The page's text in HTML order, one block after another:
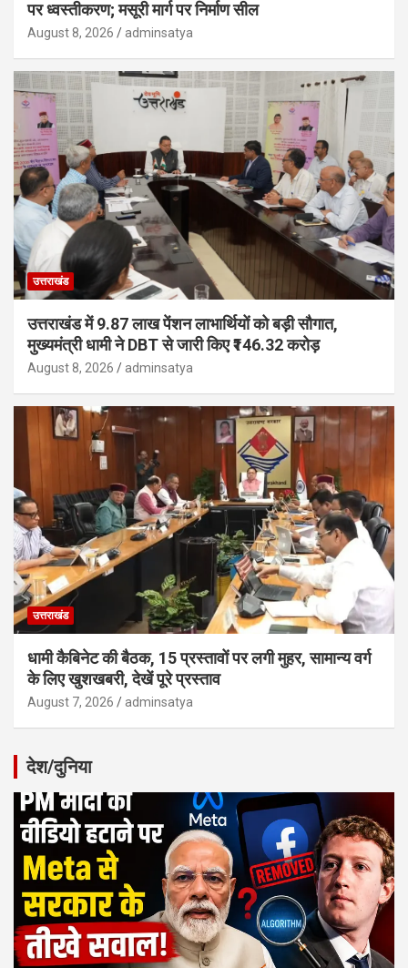
पर ध्वस्तीकरण; मसूरी मार्ग पर निर्माण सील
August 8, 2026 adminsatya
उत्तराखंड
उत्तराखंड में 9.87 लाख पेंशन लाभार्थियों को बड़ी सौगात,
मुख्यमंत्री धामी ने DBT से जारी किए ₹146.32 करोड़
August 8, 2026 adminsatya
उत्तराखंड
धामी कैबिनेट की बैठक, 15 प्रस्तावों पर लगी मुहर, सामान्य वर्ग
के लिए खुशखबरी, देखें पूरे प्रस्ताव
August 7, 2026 adminsatya
देश/दुनिया